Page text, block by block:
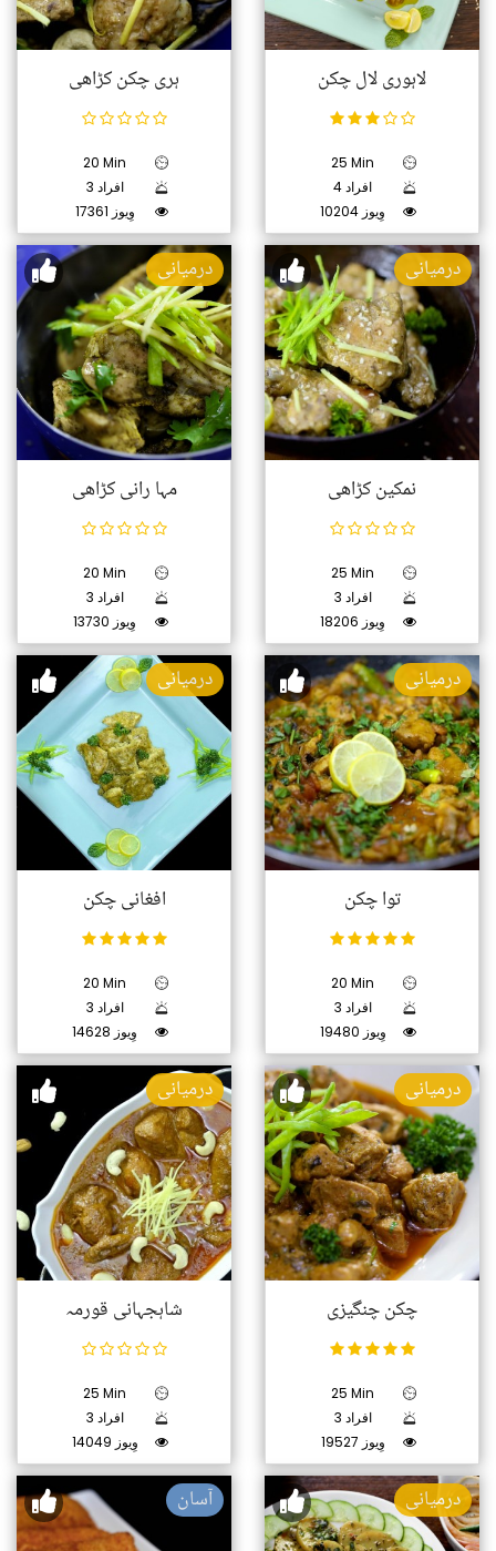
ہری چکن کڑاھی
20 Min
3 افراد
17361 وِیوز
لاہوری لال چکن
25 Min
4 افراد
10204 وِیوز
درمیانی
مہا رانی کڑاھی
20 Min
3 افراد
13730 وِیوز
درمیانی
نمکین کڑاھی
25 Min
3 افراد
18206 وِیوز
درمیانی
افغانی چکن
20 Min
3 افراد
14628 وِیوز
درمیانی
توا چکن
20 Min
3 افراد
19480 وِیوز
درمیانی
شاہجہانی قورمہ
25 Min
3 افراد
14049 وِیوز
درمیانی
چکن چنگیزی
25 Min
3 افراد
19527 وِیوز
آسان درمیانی